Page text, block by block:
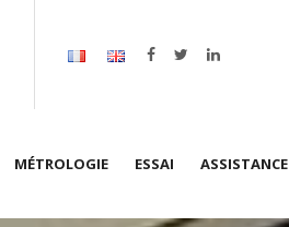
MÉTROLOGIE ESSAI ASSISTANCE